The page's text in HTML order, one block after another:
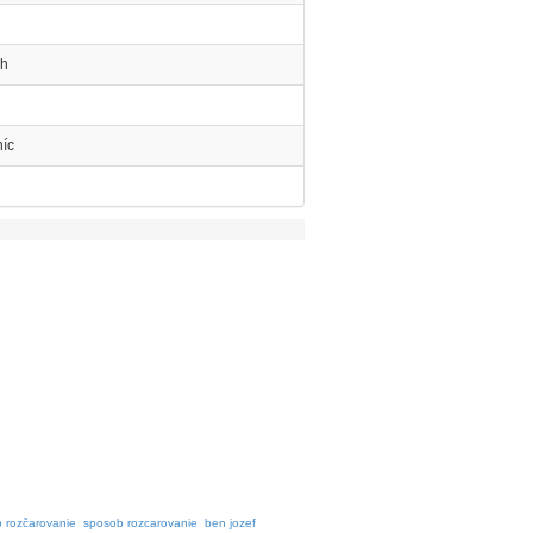
rozčarovanie sposob rozcarovanie ben jozef